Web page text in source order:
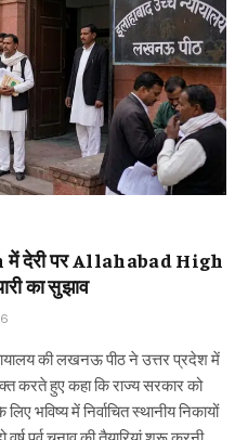
देरी पर Allahabad High
का सुझाव
की लखनऊ पीठ ने उत्तर प्रदेश में
करते हुए कहा कि राज्य सरकार को
भविष्य में निर्वाचित स्थानीय निकायों